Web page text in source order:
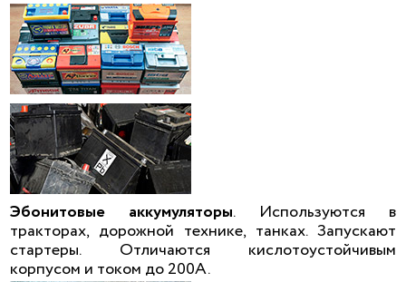
Эбонитовые аккумуляторы. Используются в
тракторах, дорожной технике, танках. Запускают
стартеры. Отличаются кислотоустойчивым
корпусом и током до 200А.